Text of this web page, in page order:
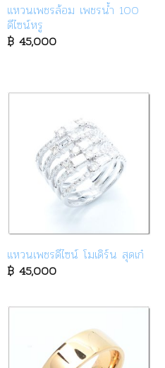
แหวนเพชรล้อม เพชรน้ำ 100
ดีไซน์หรู
฿45,000
แหวนเพชรดีไซน์ โมเดิร์น สุดเก๋
฿45,000